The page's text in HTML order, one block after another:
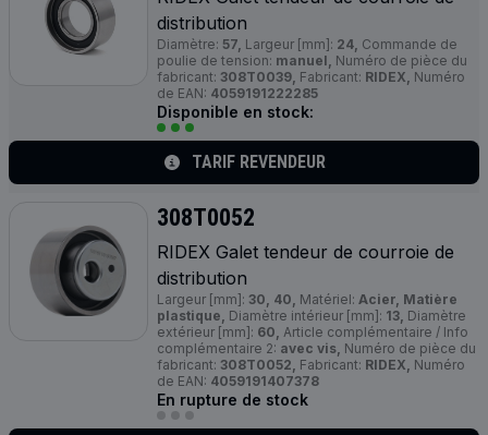
distribution
Diamètre: 57, Largeur [mm]: 24, Commande de
poulie de tension: manuel, Numéro de pièce du
fabricant: 308T0039, Fabricant: RIDEX, Numéro
de EAN: 4059191222285
Disponible en stock:
TARIF REVENDEUR
308T0052
RIDEX Galet tendeur de courroie de
distribution
Largeur [mm]: 30, 40, Matériel: Acier, Matière
plastique, Diamètre intérieur [mm]: 13, Diamètre
extérieur [mm]: 60, Article complémentaire / Info
complémentaire 2: avec vis, Numéro de pièce du
fabricant: 308T0052, Fabricant: RIDEX, Numéro
de EAN: 4059191407378
En rupture de stock